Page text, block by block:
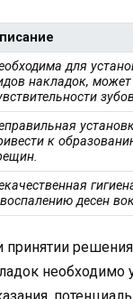
для
накладок, может
к
десен
принятии
необходимо